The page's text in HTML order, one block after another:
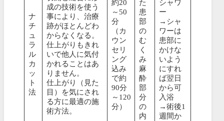
ナ
チ
ュ
ラ
ル
カ
ッ
ト
法
成の技術を使う
事により、治療
跡がほとんどわ
からなくなる。
仕上がりもきれ
いで他人に気付
かれることはあ
りません。
仕上がり（見た
目）を気にされ
る方に最適の施
術方法。
約20
～50
分
（カ
ウン
セリ
ング
込み
で約
90分
～120
分）
た
患
部
の
む
く
み
麻
酔
部
分
の
内
シャワ
ー
→シャ
ワーは
患部に
かけな
いよう
にすれ
ば翌日
から可
入浴
→術後1
週間か